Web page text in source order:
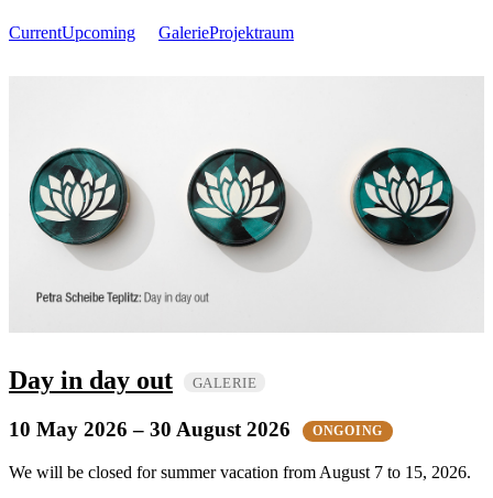
CurrentUpcoming GalerieProjektraum
Day in day out GALERIE
10 May 2026 – 30 August 2026 ONGOING
We will be closed for summer vacation from August 7 to 15, 2026.